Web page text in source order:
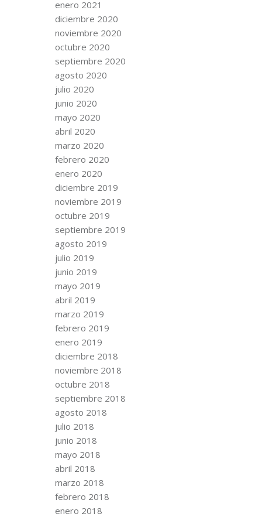
enero 2021
diciembre 2020
noviembre 2020
octubre 2020
septiembre 2020
agosto 2020
julio 2020
junio 2020
mayo 2020
abril 2020
marzo 2020
febrero 2020
enero 2020
diciembre 2019
noviembre 2019
octubre 2019
septiembre 2019
agosto 2019
julio 2019
junio 2019
mayo 2019
abril 2019
marzo 2019
febrero 2019
enero 2019
diciembre 2018
noviembre 2018
octubre 2018
septiembre 2018
agosto 2018
julio 2018
junio 2018
mayo 2018
abril 2018
marzo 2018
febrero 2018
enero 2018